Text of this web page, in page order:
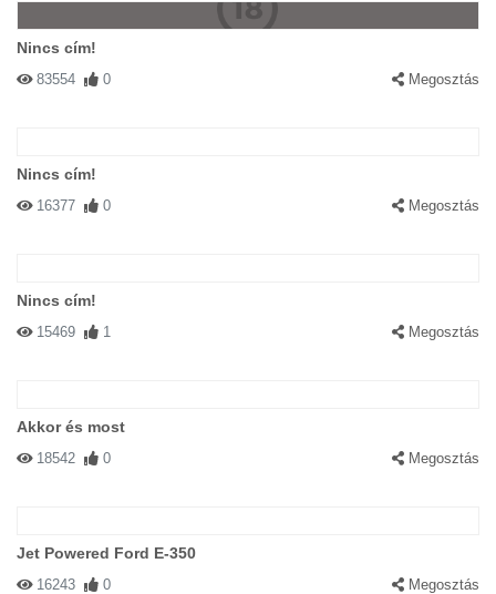
Nincs cím!
83554 0 Megosztás
Nincs cím!
16377 0 Megosztás
Nincs cím!
15469 1 Megosztás
Akkor és most
18542 0 Megosztás
Jet Powered Ford E-350
16243 0 Megosztás